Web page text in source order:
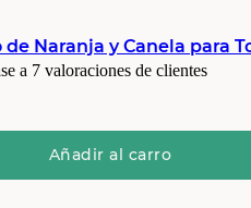
Naranja y Canela para
a 7 valoraciones de clientes
Añadir al carro